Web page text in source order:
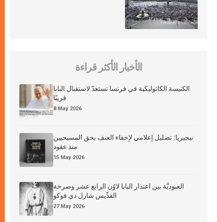
الأخبار الأكثر قراءة
الكنيسة الكاثوليكية في فرنسا تستعدّ لاستقبال البابا
قريبًا
8 May 2026
نيجيريا: تضليل إعلامي لإخفاء العنف بحق المسيحيين
منذ عقود
15 May 2026
العبوديَّة بين اعتذار البابا لاوُن الرابع عشر وصرخة
القدِّيس شارل دي فوكو
27 May 2026